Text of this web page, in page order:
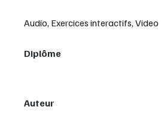
Audio, Exercices interactifs, Video
Diplôme
Auteur